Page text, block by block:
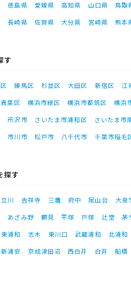
徳島県 愛媛県 高知県 山口県 鳥取
長崎県 佐賀県 大分県 宮崎県 熊本
す
練馬区 杉並区 大田区 新宿区 江
葉区 横浜市緑区 横浜市都筑区 横浜
所沢市 さいたま市浦和区 さいたま市
市川市 松戸市 八千代市 千葉市稲毛
探す
立川 吉祥寺 三鷹 府中 尾山台 大泉
あざみ野 鶴見 平塚 戸塚 辻堂 茅
東浦和 志木 東川口 武蔵浦和 北浦和
新浦安 京成津田沼 西白井 白井 船橋